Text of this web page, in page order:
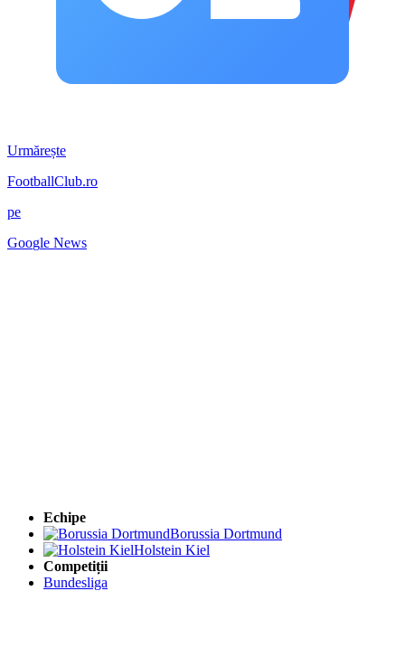
Urmărește
FootballClub.ro
pe
Google News
Echipe
Borussia Dortmund
Holstein Kiel
Competiții
Bundesliga